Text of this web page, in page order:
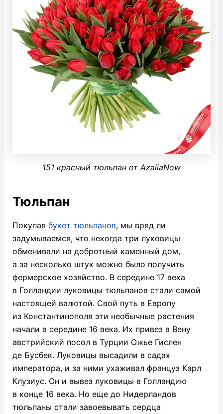
151 красный тюльпан от AzaliaNow
Тюльпан
Покупая букет тюльпанов, мы вряд ли
задумываемся, что некогда три луковицы
обменивали на добротный каменный дом,
а за несколько штук можно было получить
фермерское хозяйство. В середине 17 века
в Голландии луковицы тюльпанов стали самой
настоящей валютой. Свой путь в Европу
из Константинополя эти необычные растения
начали в середине 16 века. Их привез в Вену
австрийский посол в Турции Ожье Гислен
де Бусбек. Луковицы высадили в садах
императора, и за ними ухаживал француз Карл
Клузиус. Он и вывез луковицы в Голландию
в конце 16 века. Но еще до Нидерландов
тюльпаны стали завоевывать сердца